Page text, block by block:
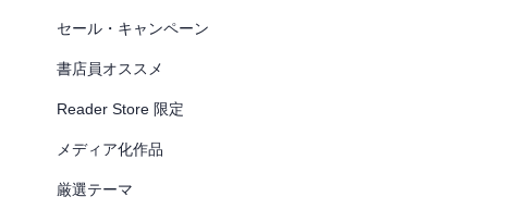
セール・キャンペーン
書店員オススメ
Reader Store 限定
メディア化作品
厳選テーマ